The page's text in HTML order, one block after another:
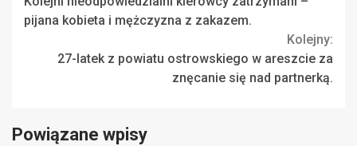
Reading
pijana kobieta i mężczyzna z zakazem.
Kolejny:
27-latek z powiatu ostrowskiego w areszcie za
znęcanie się nad partnerką.
Powiązane wpisy